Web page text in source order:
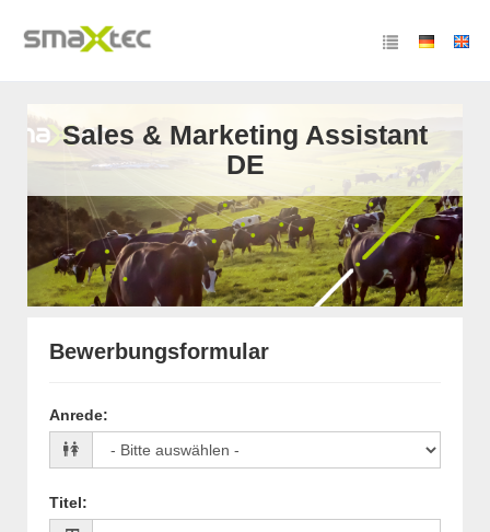
Sales & Marketing Assistant
DE
Bewerbungsformular
Anrede:
Titel: